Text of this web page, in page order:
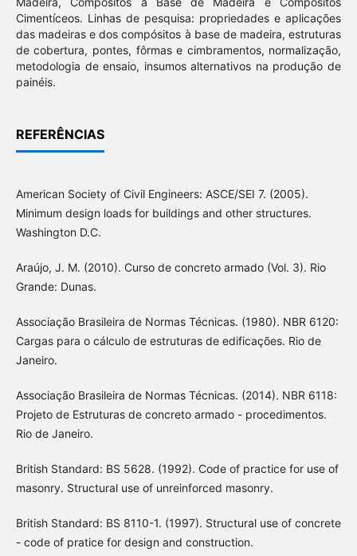
Cimentíceos. Linhas de pesquisa: propriedades e aplicações
das madeiras e dos compósitos à base de madeira, estruturas
de cobertura, pontes, fôrmas e cimbramentos, normalização,
metodologia de ensaio, insumos alternativos na produção de
painéis.
REFERÊNCIAS
American Society of Civil Engineers: ASCE/SEI 7. (2005).
Minimum design loads for buildings and other structures.
Washington D.C.
Araújo, J. M. (2010). Curso de concreto armado (Vol. 3). Rio
Grande: Dunas.
Associação Brasileira de Normas Técnicas. (1980). NBR 6120:
Cargas para o cálculo de estruturas de edificações. Rio de
Janeiro.
Associação Brasileira de Normas Técnicas. (2014). NBR 6118:
Projeto de Estruturas de concreto armado - procedimentos.
Rio de Janeiro.
British Standard: BS 5628. (1992). Code of practice for use of
masonry. Structural use of unreinforced masonry.
British Standard: BS 8110-1. (1997). Structural use of concrete
- code of pratice for design and construction.